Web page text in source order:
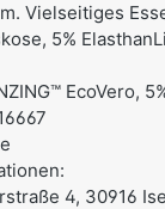
Vielseitiges
5%
EcoVero,
4, 30916